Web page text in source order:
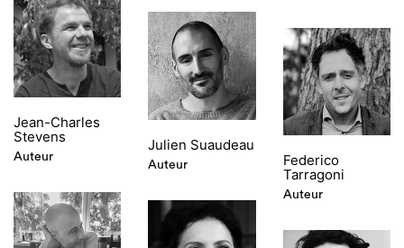
Jean-Charles
Stevens
Auteur
Julien Suaudeau
Auteur
Federico
Tarragoni
Auteur